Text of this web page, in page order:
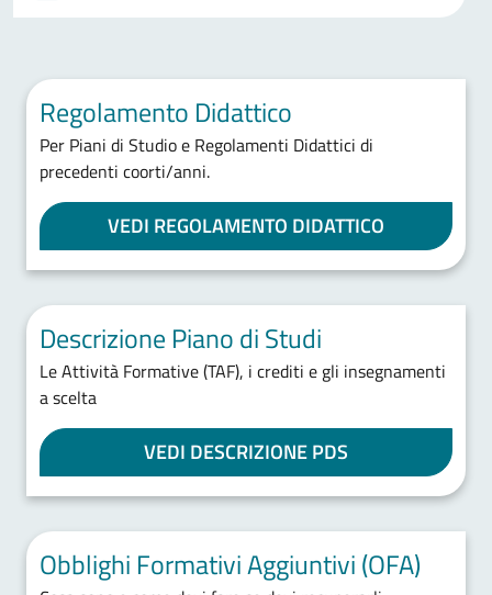
Regolamento Didattico
Per Piani di Studio e Regolamenti Didattici di
precedenti coorti/anni.
VEDI REGOLAMENTO DIDATTICO
Descrizione Piano di Studi
Le Attività Formative (TAF), i crediti e gli insegnamenti
a scelta
VEDI DESCRIZIONE PDS
Obblighi Formativi Aggiuntivi (OFA)